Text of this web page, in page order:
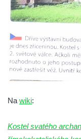
Pilát
Křížová cesta
Křížová cesta
Annáše (U
Křížová cesta
Nawiki:
Kostel svatého